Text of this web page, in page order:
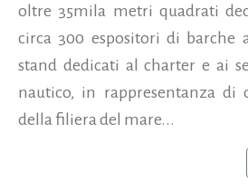
oltre 35mila metri quadrati
circa 300 espositori di barche
stand dedicati al charter e ai
nautico, in rappresentanza di
della filiera del mare...